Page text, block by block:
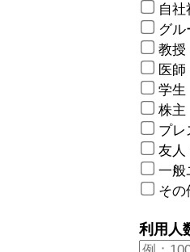
自社
グル
教授
医師
学生
株主
プレ
友人
一般
その
利用人